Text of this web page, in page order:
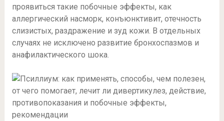
проявиться такие побочные эффекты, как
аллергический насморк, конъюнктивит, отечность
слизистых, раздражение и зуд кожи. В отдельных
случаях не исключено развитие бронхоспазмов и
анафилактического шока.